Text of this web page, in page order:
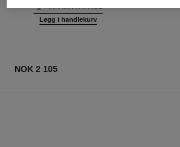
Legg i handlekurv
NOK 2 105